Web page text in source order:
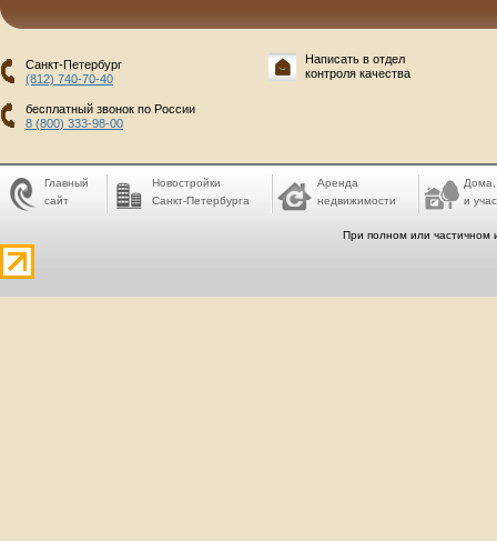
Санкт-Петербург
(812) 740-70-40
бесплатный звонок по России
8 (800) 333-98-00
Написать в отдел
контроля качества
Главный
сайт
Новостройки
Санкт-Петербурга
Аренда
недвижимости
Дома,
и
При полном или частичном